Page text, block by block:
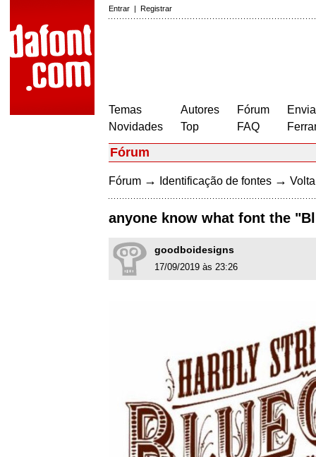
Entrar | Registrar
Temas
Novidades
Autores
Top
Fórum
FAQ
Fórum
Fórum → Identificação de fontes →
anyone know what font the
goodboidesigns
17/09/2019 às 23:26